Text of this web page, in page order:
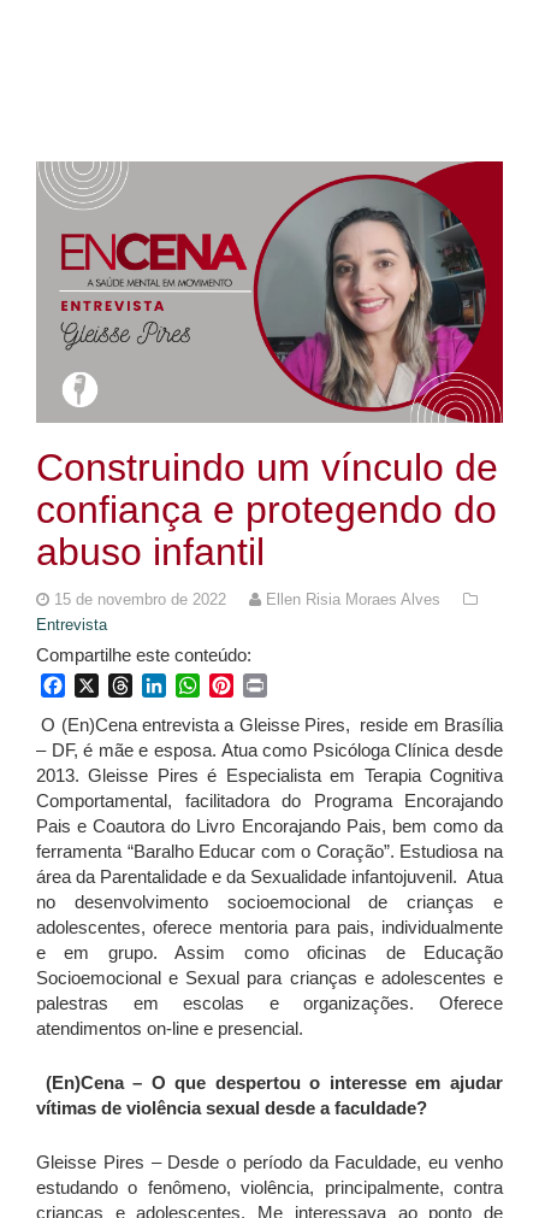
Construindo um vínculo de
confiança e protegendo do
abuso infantil
15 de novembro de 2022
Ellen Risia Moraes Alves
Entrevista
Compartilhe este conteúdo:
FacebookThreadsLinkedInWhatsApp
Pinterest
O (En)Cena entrevista a Gleisse Pires, reside em Brasília
– DF, é mãe e esposa. Atua como Psicóloga Clínica desde
2013. Gleisse Pires é Especialista em Terapia Cognitiva
Comportamental, facilitadora do Programa Encorajando
Pais e Coautora do Livro Encorajando Pais, bem como da
ferramenta “Baralho Educar com o Coração”. Estudiosa na
área da Parentalidade e da Sexualidade infantojuvenil. Atua
no desenvolvimento socioemocional de crianças e
adolescentes, oferece mentoria para pais, individualmente
e em grupo. Assim como oficinas de Educação
Socioemocional e Sexual para crianças e adolescentes e
palestras em escolas e organizações. Oferece
atendimentos on-line e presencial.
(En)Cena – O que despertou o interesse em ajudar
vítimas de violência sexual desde a faculdade?
Gleisse Pires – Desde o período da Faculdade, eu venho
estudando o fenômeno, violência, principalmente, contra
crianças e adolescentes. Me interessava ao ponto de